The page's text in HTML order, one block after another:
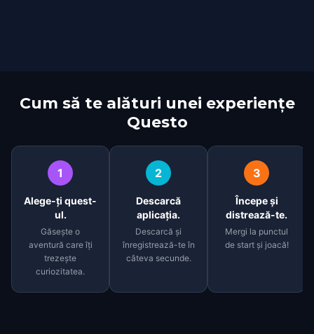
Cum să te alături unei experiențe
Questo
1
Alege-ți quest-
ul.
Găsește o
aventură care îți
trezește
curiozitatea.
2
Descarcă
aplicația.
Descarcă și
înregistrează-te în
câteva secunde.
3
Începe și
distrează-te.
Mergi la punctul
de start și joacă!